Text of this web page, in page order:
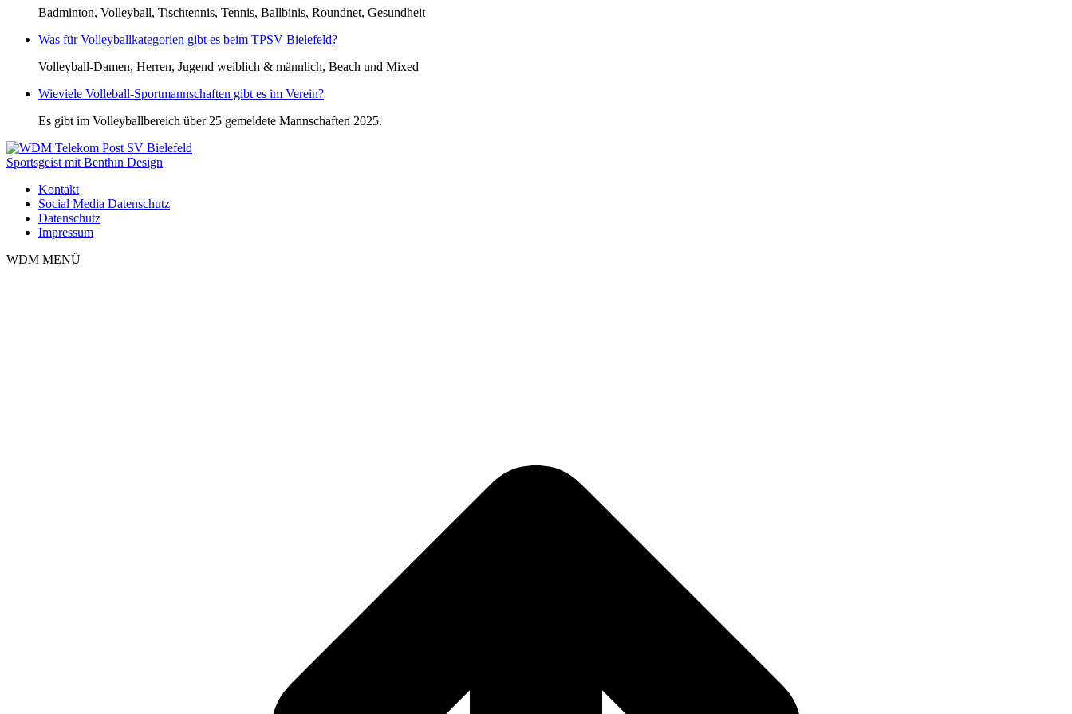
Badminton, Volleyball, Tischtennis, Tennis, Ballbinis, Roundnet, Gesundheit
Was für Volleyballkategorien gibt es beim TPSV Bielefeld?
Volleyball-Damen, Herren, Jugend weiblich & männlich, Beach und Mixed
Wieviele Volleball-Sportmannschaften gibt es im Verein?
Es gibt im Volleyballbereich über 25 gemeldete Mannschaften 2025.
Sportsgeist mit Benthin Design
Kontakt
Social Media Datenschutz
Datenschutz
Impressum
WDM MENÜ